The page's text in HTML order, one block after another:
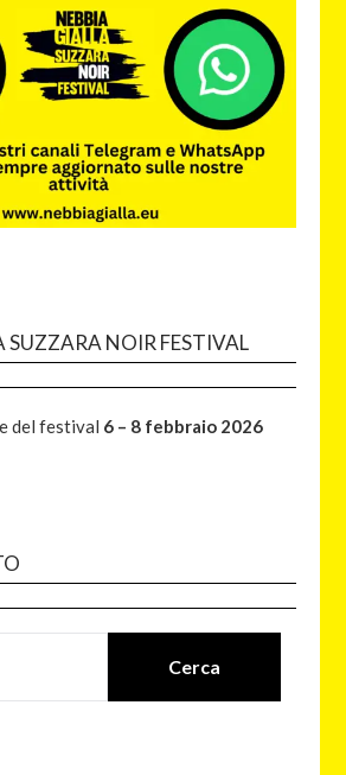
SUZZARA NOIR FESTIVAL
del festival 6 – 8 febbraio 2026